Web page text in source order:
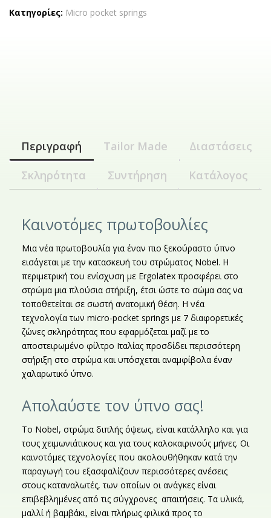
Κατηγορίες: Micro pocket springs
Περιγραφή Tailor Made
Διαστάσεις
Σκληρότητα
Συντήρηση Κατάλογος
Καινοτόμες πρωτοβουλίες
Μια νέα πρωτοβουλία για έναν πιο ξεκούραστο ύπνο
εισάγεται με την κατασκευή του στρώματος Nobel. Η
περιμετρική του ενίσχυση με Ergolatex προσφέρει στο
στρώμα μια πλούσια στήριξη, έτσι ώστε το σώμα σας να
τοποθετείται σε σωστή ανατομική θέση. Η νέα
τεχνολογία των micro-pocket springs με 7 διαφορετικές
ζώνες σκληρότητας που εφαρμόζεται μαζί με το
αποστειρωμένο φίλτρο Ιταλίας προσδίδει περισσότερη
στήριξη στο στρώμα και υπόσχεται αναμφίβολα έναν
χαλαρωτικό ύπνο.
Απολαύστε τον ύπνο σας!
Το Nobel, στρώμα διπλής όψεως, είναι κατάλληλο και για
τους χειμωνιάτικους και για τους καλοκαιρινούς μήνες. Οι
καινοτόμες τεχνολογίες που ακολουθήθηκαν κατά την
παραγωγή του εξασφαλίζουν περισσότερες ανέσεις
στους καταναλωτές, των οποίων οι ανάγκες είναι
επιβεβλημένες από τις σύγχρονες απαιτήσεις. Τα υλικά,
μαλλί ή βαμβάκι, είναι πλήρως φιλικά προς το